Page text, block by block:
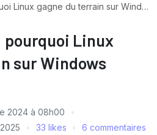
Linux gagne du terrain sur Windows
pourquoi Linux
sur Windows
2024 à 08h00
33 likes 6 commentaires